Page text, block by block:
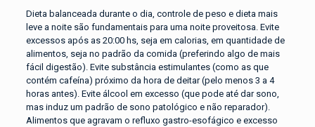
Dieta balanceada durante o dia, controle de peso e dieta mais
leve a noite são fundamentais para uma noite proveitosa. Evite
excessos após as 20:00 hs, seja em calorias, em quantidade de
alimentos, seja no padrão da comida (preferindo algo de mais
fácil digestão). Evite substância estimulantes (como as que
contém cafeína) próximo da hora de deitar (pelo menos 3 a 4
horas antes). Evite álcool em excesso (que pode até dar sono,
mas induz um padrão de sono patológico e não reparador).
Alimentos que agravam o refluxo gastro-esofágico e excesso